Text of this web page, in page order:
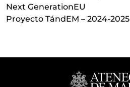
Next GenerationEU
Proyecto TándEM – 2024-2025